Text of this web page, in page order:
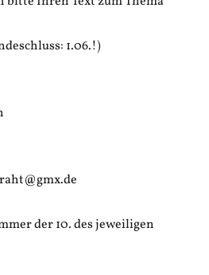
1.06.!)
der 10. des jeweiligen